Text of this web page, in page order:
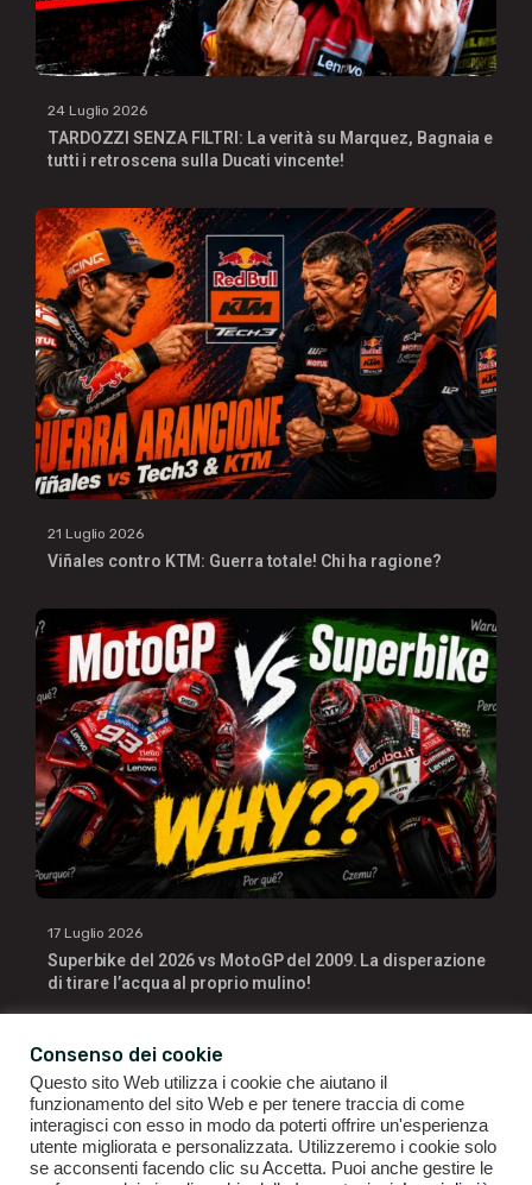
24 Luglio 2026
TARDOZZI SENZA FILTRI: La verità su Marquez, Bagnaia e
tutti i retroscena sulla Ducati vincente!
21 Luglio 2026
Viñales contro KTM: Guerra totale! Chi ha ragione?
17 Luglio 2026
Superbike del 2026 vs MotoGP del 2009. La disperazione
di tirare l’acqua al proprio mulino!
GIANLUIGI RAGNO | P.IVA 09196141007 | ©2021ALL RIGHTS
Consenso dei cookie
Questo sito Web utilizza i cookie che aiutano il
funzionamento del sito Web e per tenere traccia di come
interagisci con esso in modo da poterti offrire un'esperienza
utente migliorata e personalizzata. Utilizzeremo i cookie solo
se acconsenti facendo clic su Accetta. Puoi anche gestire le